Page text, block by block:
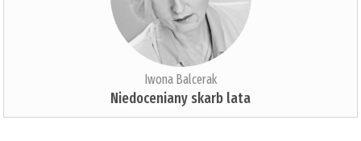
Iwona Balcerak
Niedoceniany skarb lata